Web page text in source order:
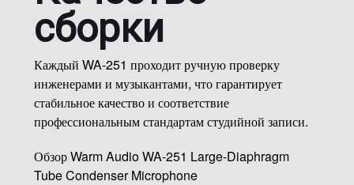
сборки
Каждый WA-251 проходит ручную проверку
инженерами и музыкантами, что гарантирует
стабильное качество и соответствие
профессиональным стандартам студийной записи.
Обзор Warm Audio WA-251 Large-Diaphragm
Tube Condenser Microphone